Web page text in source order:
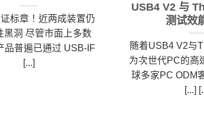
标章！近两成装置仍
黑洞 尽管市面上多数
品普遍已通过 USB-IF
[...]
USB4 V2 与
测试效
随着USB4 V2与
为次世代PC的高
球多家PC ODM
[...]